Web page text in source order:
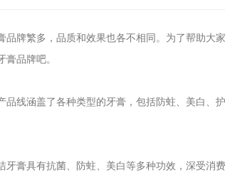
牌繁多，品质和效果也各不相同。为了帮助
品牌吧。
线涵盖了各种类型的牙膏，包括防蛀、美白
膏具有抗菌、防蛀、美白等多种功效，深受